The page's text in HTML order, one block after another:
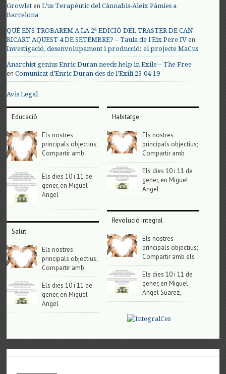
Growlet enL’us Terapèutic del Cànnabis-Aleix Pàmies a
Barcelona
QUÈ ENS TROBAREM A LA 2ª EDICIÓ DEL TRASTER DE CAN
RICART AQUEST 4 DE SETEMBRE? – Taula de l'Eix Pere IV en
Investigació, desenvolupament i producció: el projecte MaCus
Anarchist genius Enric Duran needs help in Exile – The Free
enComunicat d’Enric Duran des de l’Exili 23-04-19
Avis Legal
Educació
Els nostres
principals objectius;
Compartir amb
Els dies 10 i 11 de
gener, en Miguel
Angel
Salut
Els nostres
principals objectius;
Compartir amb
Els dies 10 i 11 de
gener, en Miguel
Angel
Habitatge
Els nostres
principals objectius;
Compartir amb
Els dies 10 i 11 de
gener, en Miguel
Angel
Revolució Integral
Els nostres
principals objectius;
Compartir amb els
Els dies 10 i 11 de
gener, en Miguel
Angel Suarez,